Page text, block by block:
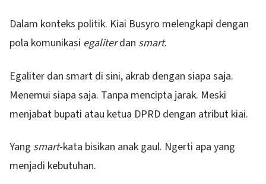
Dalam konteks politik. Kiai Busyro melengkapi dengan
pola komunikasi egaliterdan smart.
Egaliter dan smart di sini, akrab dengan siapa saja.
Menemui siapa saja. Tanpa mencipta jarak. Meski
menjabat bupati atau ketua DPRD dengan atribut kiai.
Yang smart-kata bisikan anak gaul. Ngerti apa yang
menjadi kebutuhan.